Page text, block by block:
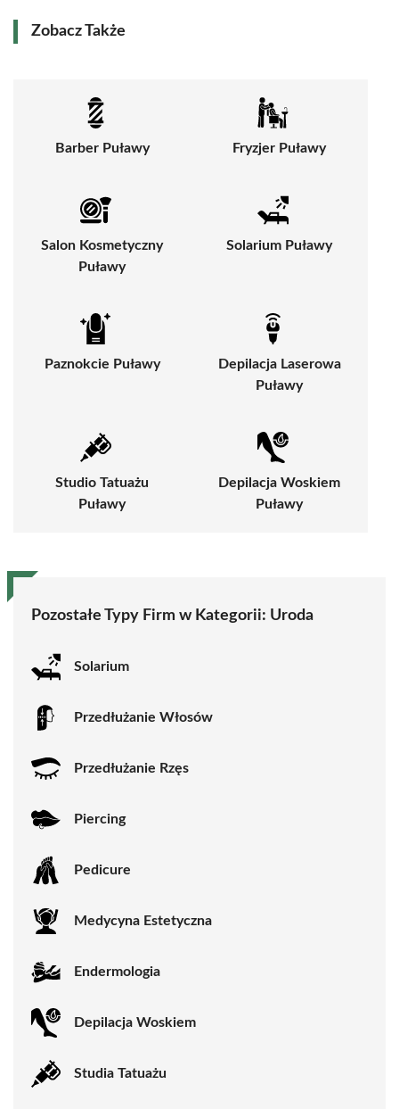
Zobacz Także
Barber Puławy Fryzjer Puławy
Salon Kosmetyczny
Puławy
Solarium Puławy
Paznokcie Puławy
Depilacja Laserowa
Puławy
Studio Tatuażu
Puławy
Depilacja Woskiem
Puławy
Pozostałe Typy Firm w Kategorii: Uroda
Solarium
Przedłużanie Włosów
Przedłużanie Rzęs
Piercing
Pedicure
Medycyna Estetyczna
Endermologia
Depilacja Woskiem
Studia Tatuażu